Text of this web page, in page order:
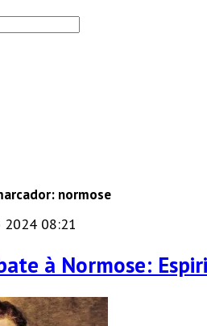
normose
2024 08:21
à Normose: